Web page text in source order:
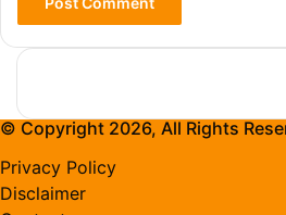
© Copyright 2026, All Rights
Privacy Policy
Disclaimer